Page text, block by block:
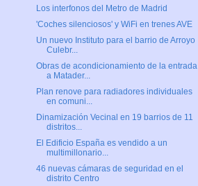
Los interfonos del Metro de Madrid
'Coches silenciosos' y WiFi en trenes AVE
Un nuevo Instituto para el barrio de Arroyo
Culebr...
Obras de acondicionamiento de la entrada
a Matader...
Plan renove para radiadores individuales
en comuni...
Dinamización Vecinal en 19 barrios de 11
distritos...
El Edificio España es vendido a un
multimillonario...
46 nuevas cámaras de seguridad en el
distrito Centro